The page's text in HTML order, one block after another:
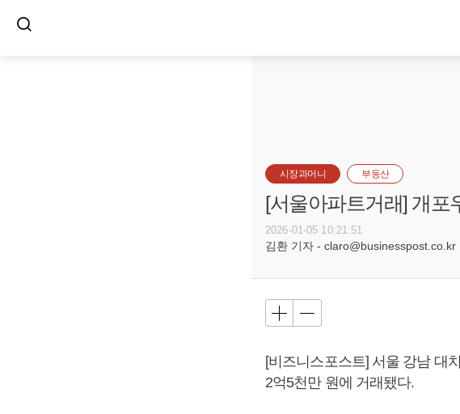
시장과머니 부동산
[서울아파트거래] 개포
2026-01-05 10:21:51
김환 기자 - claro@businesspost.co.kr
[비즈니스포스트] 서울 강남 대
2억5천만 원에 거래됐다.